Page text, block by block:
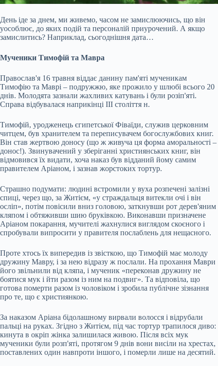
День іде за днем, ми живемо, часом не замислюючись, що він
уособлює, до яких подій та персоналій приурочений. А якщо
замислитись? Наприклад, сьогоднішня дата…
Мученики Тимофій та Мавра
Православ'я 16 травня віддає данину пам'яті мученикам
Тимофію та Маврі – подружжю, яке прожило у шлюбі всього 20
днів. Молодята зазнали жахливих катувань і були розіп'яті.
Справа відбувалася наприкінці III століття н.
Тимофій, уродженець єгипетської Фіваїди, служив церковним
читцем, був хранителем та переписувачем богослужбових книг.
Він став жертвою доносу (що ж живуча ця форма аморальності –
донос!). Звинувачений у зберіганні християнських книг, він
відмовився їх видати, хоча наказ був відданий йому самим
правителем Аріаном, і зазнав жорстоких тортур.
Страшно подумати: людині встромили у вуха розпечені залізні
спиці, через що, за Житієм, «у страждальця витекли очі і він
осліп», потім повісили вниз головою, заткнувши рот дерев'яним
кляпом і обтяживши шию бруківкою. Виконавши призначене
Аріаном покарання, мучителі жахнулися виглядом скоєного і
спробували випросити у правителя послаблень для нещасного.
Проте хтось їх випередив із звісткою, що Тимофій має молоду
дружину Мавру, і за нею відразу ж послали. На прохання Маври
його звільнили від кляпа, і мученик «переконав дружину не
боятися мук і йти разом із ним на подвиг». Та відповіла, що
готова померти разом із чоловіком і зробила публічне зізнання
про те, що є християнкою.
За наказом Аріана бідолашному вирвали волосся і відрубали
пальці на руках. Згідно з Житієм, під час тортур трапилося диво:
кинута в окріп жінка залишилася живою. Після всіх мук
мученики були розп'яті, протягом 9 днів вони висіли на хрестах,
поставлених один навпроти іншого, і померли лише на десятий.